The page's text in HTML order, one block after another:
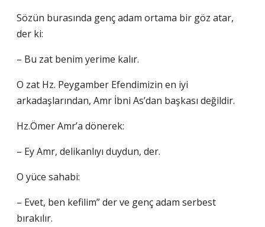
Sözün burasında genç adam ortama bir göz atar,
der ki:
– Bu zat benim yerime kalır.
O zat Hz. Peygamber Efendimizin en iyi
arkadaşlarından, Amr İbni As’dan başkası değildir.
Hz.Ömer Amr’a dönerek:
– Ey Amr, delikanlıyı duydun, der.
O yüce sahabi:
– Evet, ben kefilim” der ve genç adam serbest
bırakılır.